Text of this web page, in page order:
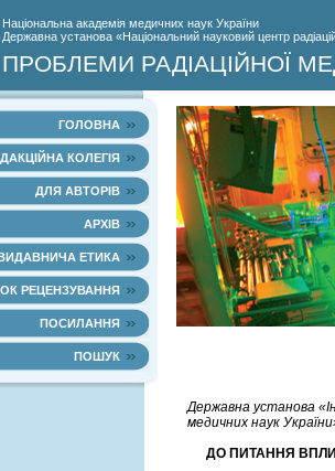
Нацiональна академiя медичних наук України
Державна установа «Національний науковий центр
ПРОБЛЕМИ РАДІАЦІЙНОЇ
ГОЛОВНА
КОЛЕГІЯ
ДЛЯ АВТОРІВ
АРХІВ
ЕТИКА
РЕЦЕНЗУВАННЯ
ПОСИЛАННЯ
ПОШУК
Державна установа
медичних наук
ДО ПИТАННЯ